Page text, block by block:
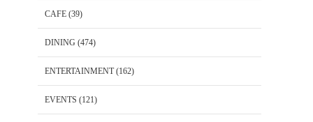
CAFE (39)
DINING (474)
ENTERTAINMENT(162)
EVENTS (121)